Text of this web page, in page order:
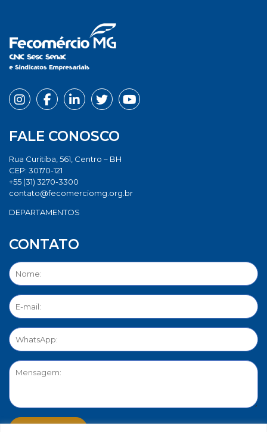
FALE CONOSCO
Rua Curitiba, 561, Centro – BH
CEP: 30170-121
+55 (31) 3270-3300
contato@fecomerciomg.org.br
DEPARTAMENTOS
CONTATO